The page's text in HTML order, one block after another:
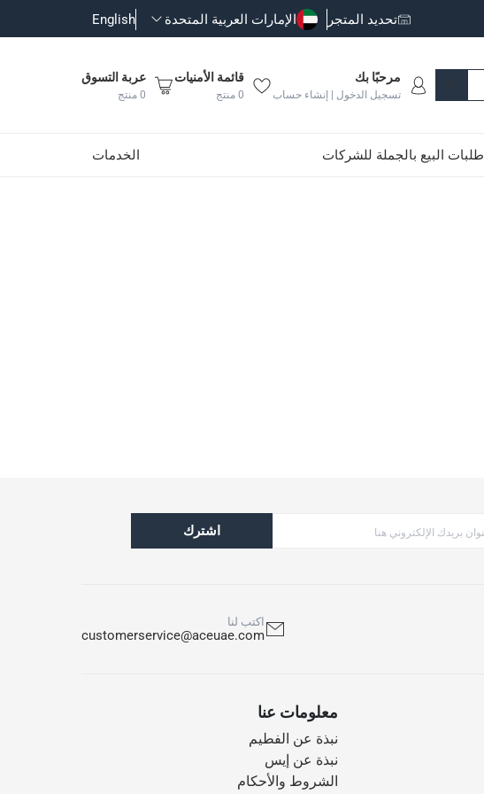
تحديد المتجر الإمارات العربية المتحدة English
مرحبًا بك
تسجيل الدخول | إنشاء حساب
قائمة الأمنيات
0 منتج
عربة التسوق
0 منتج
طلبات البيع بالجملة للشركات الخدمات
اشترك
اكتب لنا
customerservice@aceuae.com
معلومات عنا
نبذة عن الفطيم
نبذة عن إيس
الشروط والأحكام